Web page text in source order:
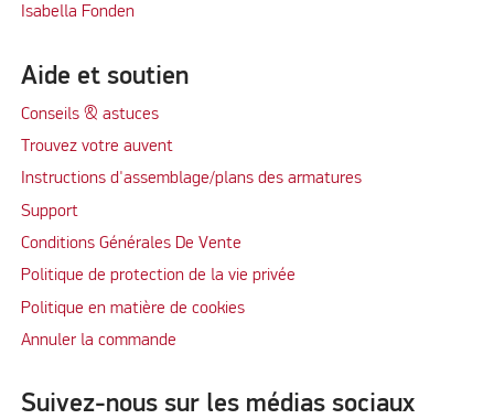
Isabella Fonden
Aide et soutien
Conseils & astuces
Trouvez votre auvent
Instructions d'assemblage/plans des armatures
Support
Conditions Générales De Vente
Politique de protection de la vie privée
Politique en matière de cookies
Annuler la commande
Suivez-nous sur les médias sociaux